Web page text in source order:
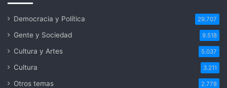
Democracia y Política 29.707
Gente y Sociedad 9.518
Cultura y Artes 5.037
Cultura 3.211
Otros temas 2.778